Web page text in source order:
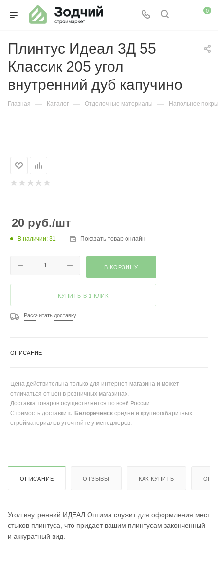
0
Плинтус Идеал 3Д 55
Классик 205 угол
внутренний дуб капучино
Главная — Каталог — Отделочные материалы — Напольное
20 руб./шт
В наличии: 31 Показать товар онлайн
В КОРЗИНУ
КУПИТЬ В 1 КЛИК
Рассчитать доставку
ОПИСАНИЕ
Цена действительна только для интернет-магазина и может
отличаться от цен в розничных магазинах.
Доставка товаров осуществляется по всей России.
Стоимость доставки г. Белореченск средне и крупногабаритных
стройматериалов уточняйте у менеджеров.
ОПИСАНИЕ ОТЗЫВЫ КАК КУПИТЬ
Угол внутренний ИДЕАЛ Оптима служит для оформления мест
стыков плинтуса, что придает вашим плинтусам законченный
и аккуратный вид.